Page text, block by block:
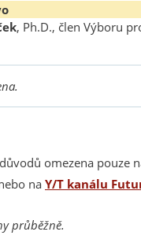
, Ph.D., člen Výboru
omezena pouze
naY/T kanálu
průběžně.